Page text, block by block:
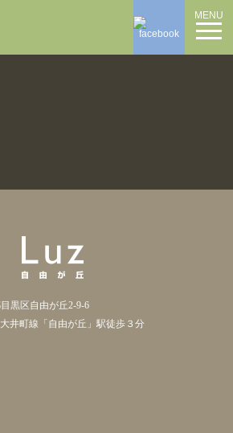
MENU
黒区自由が丘2-9-6
井町線「自由が丘」駅徒歩３分